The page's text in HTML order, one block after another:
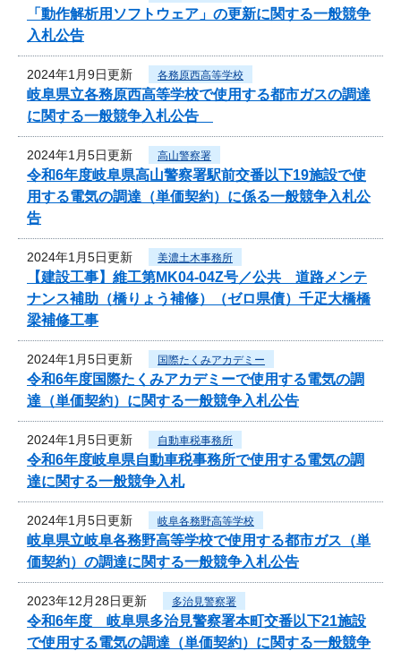
「動作解析用ソフトウェア」の更新に関する一般競争
入札公告
2024年1月9日更新 各務原西高等学校
岐阜県立各務原西高等学校で使用する都市ガスの調達
に関する一般競争入札公告
2024年1月5日更新 高山警察署
令和6年度岐阜県高山警察署駅前交番以下19施設で使
用する電気の調達（単価契約）に係る一般競争入札公
告
2024年1月5日更新 美濃土木事務所
【建設工事】維工第MK04-04Z号／公共 道路メンテ
ナンス補助（橋りょう補修）（ゼロ県債）千疋大橋橋
梁補修工事
2024年1月5日更新 国際たくみアカデミー
令和6年度国際たくみアカデミーで使用する電気の調
達（単価契約）に関する一般競争入札公告
2024年1月5日更新 自動車税事務所
令和6年度岐阜県自動車税事務所で使用する電気の調
達に関する一般競争入札
2024年1月5日更新 岐阜各務野高等学校
岐阜県立岐阜各務野高等学校で使用する都市ガス（単
価契約）の調達に関する一般競争入札公告
2023年12月28日更新 多治見警察署
令和6年度 岐阜県多治見警察署本町交番以下21施設
で使用する電気の調達（単価契約）に関する一般競争